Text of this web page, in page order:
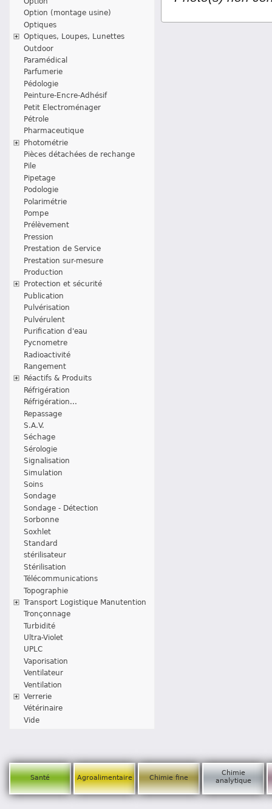
Option (montage usine)
Optiques
Optiques, Loupes, Lunettes
Outdoor
Paramédical
Parfumerie
Pédologie
Peinture-Encre-Adhésif
Petit Electroménager
Pétrole
Pharmaceutique
Photométrie
Pièces détachées de rechange
Pile
Pipetage
Podologie
Polarimétrie
Pompe
Prélèvement
Pression
Prestation de Service
Prestation sur-mesure
Production
Protection et sécurité
Publication
Pulvérisation
Pulvérulent
Purification d'eau
Pycnometre
Radioactivité
Rangement
Réactifs & Produits
Réfrigération
Réfrigération...
Repassage
S.A.V.
Séchage
Sérologie
Signalisation
Simulation
Soins
Sondage
Sondage - Détection
Sorbonne
Soxhlet
Standard
stérilisateur
Stérilisation
Télécommunications
Topographie
Transport Logistique Manutention
Tronçonnage
Turbidité
Ultra-Violet
UPLC
Vaporisation
Ventilateur
Ventilation
Verrerie
Vétérinaire
Vide
Santé Agroalimentaire Chimie fine
Chimie
analytique